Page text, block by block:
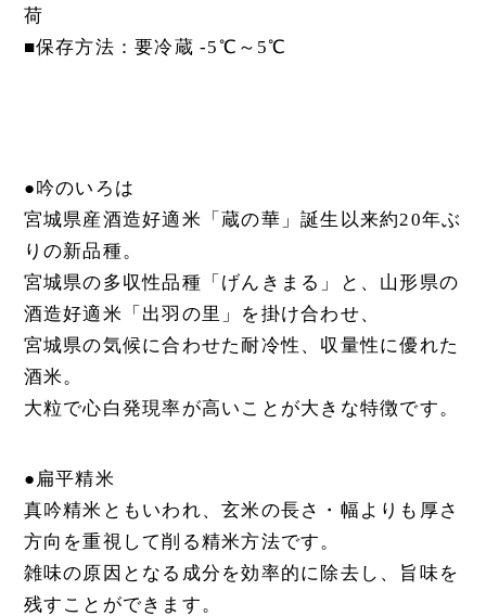
荷
■保存方法：要冷蔵 -5℃～5℃
●吟のいろは
宮城県産酒造好適米「蔵の華」誕生以来約20年ぶ
りの新品種。
宮城県の多収性品種「げんきまる」と、山形県の
酒造好適米「出羽の里」を掛け合わせ、
宮城県の気候に合わせた耐冷性、収量性に優れた
酒米。
大粒で心白発現率が高いことが大きな特徴です。
●扁平精米
真吟精米ともいわれ、玄米の長さ・幅よりも厚さ
方向を重視して削る精米方法です。
雑味の原因となる成分を効率的に除去し、旨味を
残すことができます。